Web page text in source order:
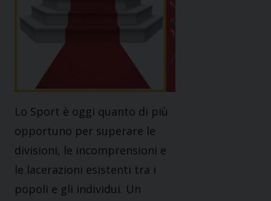
Lo Sport è oggi quanto di più
opportuno per superare le
divisioni, le incomprensioni e
le lacerazioni esistenti tra i
popoli e gli individui. Un